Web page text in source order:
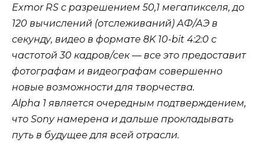
Exmor RS с разрешением 50,1 мегапикселя, до
120 вычислений (отслеживаний) АФ/АЭ в
секунду, видео в формате 8K 10-bit 4:2:0 с
частотой 30 кадров/сек — все это предоставит
фотографам и видеографам совершенно
новые возможности для творчества.
Alpha 1 является очередным подтверждением,
что Sony намерена и дальше прокладывать
путь в будущее для всей отрасли.